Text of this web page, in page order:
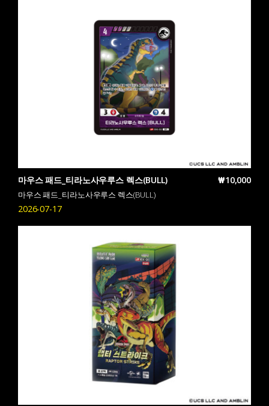
마우스 패드_티라노사우루스 렉스(BULL) ₩10,000
마우스 패드_티라노사우루스 렉스(BULL)
2026-07-17